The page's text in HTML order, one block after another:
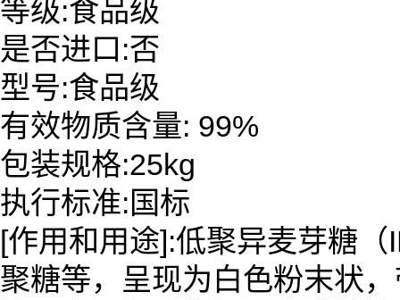
等级:食品级
是否进口:否
型号:食品级
有效物质含量: 99%
包装规格:25kg
执行标准:国标
[作用和用途]:低聚异麦芽糖
聚糖等，呈现为白色粉末状